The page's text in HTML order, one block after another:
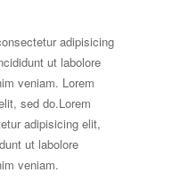
adipisicing
ut labolore
veniam. Lorem
sed do.Lorem
adipisicing elit,
ut labolore
veniam.